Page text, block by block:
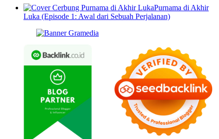
Purnama di Akhir
Luka (Episode 1: Awal dari Sebuah Perjalanan)